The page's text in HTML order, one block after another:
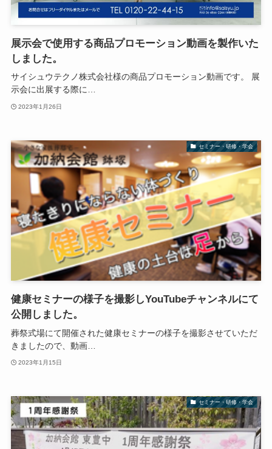
展示会で使用する商品プロモーション動画を製作いた
しました。
サイシュウテクノ株式会社様の商品プロモーション動画です。 展
示会に出展する際に…
2023年1月26日
セミナー・研修・学会
健康セミナーの様子を撮影しYouTubeチャンネルにて
公開しました。
葬祭式場にて開催された健康セミナーの様子を撮影させていただ
きましたので、動画…
2023年1月15日
セミナー・研修・学会